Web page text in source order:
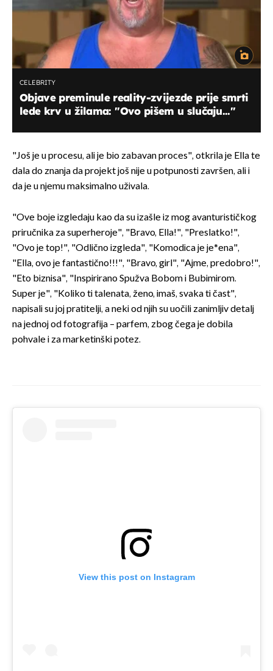
CELEBRITY
Objave preminule reality-zvijezde prije smrti
lede krv u žilama: ''Ovo pišem u slučaju...''
"Još je u procesu, ali je bio zabavan proces", otkrila je Ella te
dala do znanja da projekt još nije u potpunosti završen, ali i
da je u njemu maksimalno uživala.
"Ove boje izgledaju kao da su izašle iz mog avanturističkog
priručnika za superheroje", "Bravo, Ella!", "Preslatko!",
"Ovo je top!", "Odlično izgleda", "Komodica je je*ena",
"Ella, ovo je fantastično!!!", "Bravo, girl", "Ajme, predobro!",
"Eto biznisa", "Inspirirano Spužva Bobom i Bubimirom.
Super je", "Koliko ti talenata, ženo, imaš, svaka ti čast",
napisali su joj pratitelji, a neki od njih su uočili zanimljiv detalj
na jednoj od fotografija – parfem, zbog čega je dobila
pohvale i za marketinški potez.
View this post on Instagram